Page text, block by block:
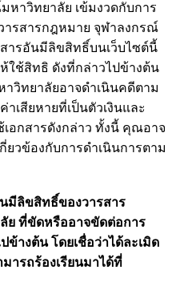
หาวิทยาลัย เข้มงวดกับการ
รสารกฎหมาย จุฬาลงกรณ์
ารอันมีลิขสิทธิ์บนเว็บไซต์นี้
ใช้สิทธิ ดังที่กล่าวไปข้างต้น
วิทยาลัยอาจดำเนินคดีตาม
เสียหายที่เป็นตัวเงินและ
อกสารดังกล่าว ทั้งนี้ คุณอาจ
ยวข้องกับการดำเนินการตาม
มีลิขสิทธิ์ของวารสาร
ย ที่ขัดหรืออาจขัดต่อการ
างต้น โดยเชื่อว่าได้ละเมิด
ารถร้องเรียนมาได้ที่